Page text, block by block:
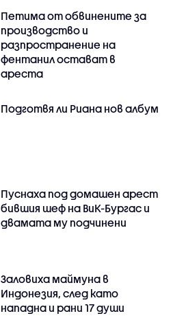
Петима от обвинените за
производство и
разпространение на
фентанил остават в
ареста
Подготвя ли Риана нов албум
Пуснаха под домашен арест
бившия шеф на ВиК-Бургас и
двамата му подчинени
Заловиха маймуна в
Индонезия, след като
нападна и рани 17 души